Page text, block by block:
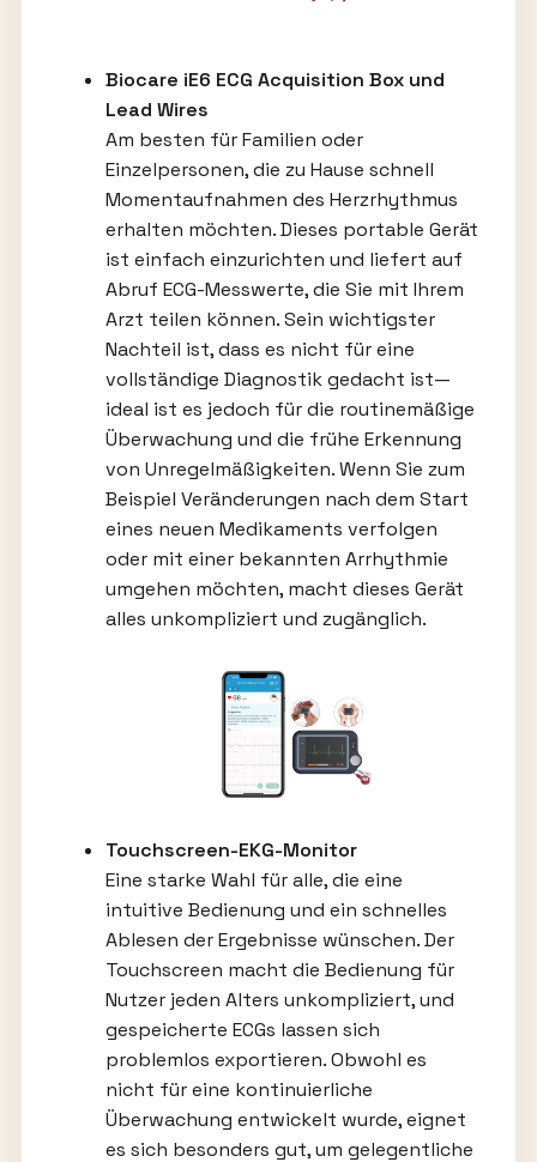
Biocare iE6 ECG Acquisition Box und
Lead Wires
Am besten für Familien oder
Einzelpersonen, die zu Hause schnell
Momentaufnahmen des Herzrhythmus
erhalten möchten. Dieses portable Gerät
ist einfach einzurichten und liefert auf
Abruf ECG-Messwerte, die Sie mit Ihrem
Arzt teilen können. Sein wichtigster
Nachteil ist, dass es nicht für eine
vollständige Diagnostik gedacht ist—
ideal ist es jedoch für die routinemäßige
Überwachung und die frühe Erkennung
von Unregelmäßigkeiten. Wenn Sie zum
Beispiel Veränderungen nach dem Start
eines neuen Medikaments verfolgen
oder mit einer bekannten Arrhythmie
umgehen möchten, macht dieses Gerät
alles unkompliziert und zugänglich.
Touchscreen-EKG-Monitor
Eine starke Wahl für alle, die eine
intuitive Bedienung und ein schnelles
Ablesen der Ergebnisse wünschen. Der
Touchscreen macht die Bedienung für
Nutzer jeden Alters unkompliziert, und
gespeicherte ECGs lassen sich
problemlos exportieren. Obwohl es
nicht für eine kontinuierliche
Überwachung entwickelt wurde, eignet
es sich besonders gut, um gelegentliche